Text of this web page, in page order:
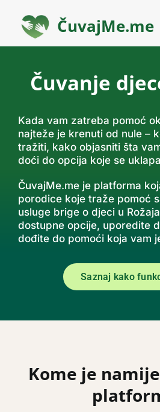
content
ČuvajMe.me
Planovi
Kontakt
Pronađi brigu
Čuvanje
Kada vam zatreba pomoć
najteže je krenuti od nule –
tražiti, kako objasniti šta
doći do opcija koje se
ČuvajMe.me je platforma
porodice koje traže pomoć
usluge brige o djeci u
dostupne opcije, uporedite
dođite do pomoći koja vam
Saznaj kako
Kome je